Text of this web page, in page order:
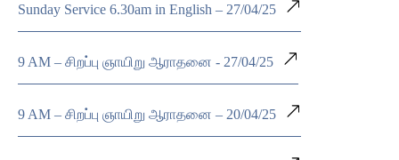
Sunday Service 6.30am in English – 27/04/25
9 AM – சிறப்பு ஞாயிறு ஆராதனை - 27/04/25
9 AM – சிறப்பு ஞாயிறு ஆராதனை – 20/04/25